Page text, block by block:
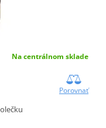
Na centrálnom sklade
Porovnať